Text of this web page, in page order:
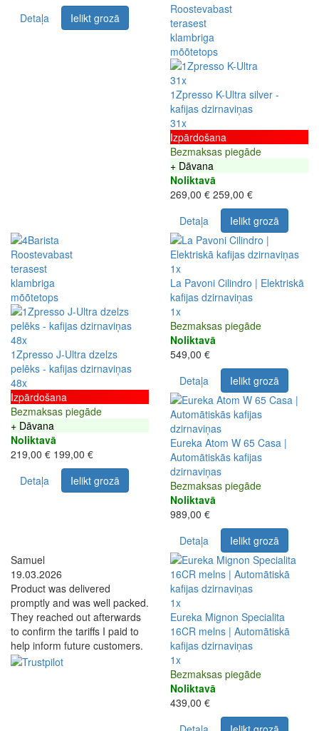
Detaļa
Ielikt grozā
31x
1Zpresso K-Ultra silver -
kafijas dzirnaviņas
31x
Izpārdošana
Bezmaksas piegāde
+ Dāvana
Noliktavā
269,00 € 259,00 €
Detaļa
Ielikt grozā
48x
1Zpresso J-Ultra dzelzs
pelēks - kafijas dzirnaviņas
48x
Izpārdošana
Bezmaksas piegāde
+ Dāvana
Noliktavā
219,00 € 199,00 €
Detaļa
Ielikt grozā
1x
La Pavoni Cilindro | Elektriskā
kafijas dzirnaviņas
1x
Bezmaksas piegāde
Noliktavā
549,00 €
Detaļa
Ielikt grozā
Eureka Atom W 65 Casa |
Automātiskās kafijas
dzirnaviņas
Bezmaksas piegāde
Noliktavā
989,00 €
Detaļa
Ielikt grozā
Samuel
19.03.2026
Product was delivered
promptly and was well packed.
They reached out afterwards
to confirm the tariffs I paid to
help inform future customers.
1x
Eureka Mignon Specialita
16CR melns | Automātiskā
kafijas dzirnaviņas
1x
Bezmaksas piegāde
Noliktavā
439,00 €